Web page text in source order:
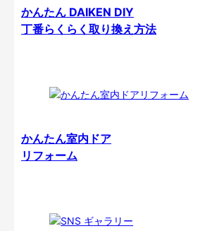
かんたん DAIKEN DIY
丁番らくらく取り換え方法
かんたん室内ドア
リフォーム